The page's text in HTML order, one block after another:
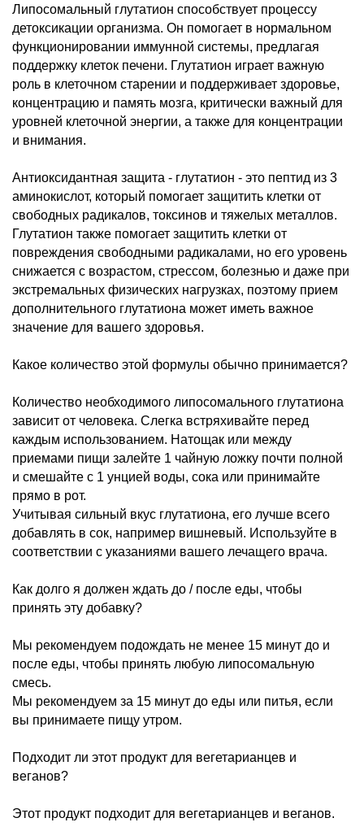
Липосомальный глутатион способствует процессу
детоксикации организма. Он помогает в нормальном
функционировании иммунной системы, предлагая
поддержку клеток печени. Глутатион играет важную
роль в клеточном старении и поддерживает здоровье,
концентрацию и память мозга, критически важный для
уровней клеточной энергии, а также для концентрации
и внимания.
Антиоксидантная защита - глутатион - это пептид из 3
аминокислот, который помогает защитить клетки от
свободных радикалов, токсинов и тяжелых металлов.
Глутатион также помогает защитить клетки от
повреждения свободными радикалами, но его уровень
снижается с возрастом, стрессом, болезнью и даже при
экстремальных физических нагрузках, поэтому прием
дополнительного глутатиона может иметь важное
значение для вашего здоровья.
Какое количество этой формулы обычно принимается?
Количество необходимого липосомального глутатиона
зависит от человека. Слегка встряхивайте перед
каждым использованием. Натощак или между
приемами пищи залейте 1 чайную ложку почти полной
и смешайте с 1 унцией воды, сока или принимайте
прямо в рот.
Учитывая сильный вкус глутатиона, его лучше всего
добавлять в сок, например вишневый. Используйте в
соответствии с указаниями вашего лечащего врача.
Как долго я должен ждать до / после еды, чтобы
принять эту добавку?
Мы рекомендуем подождать не менее 15 минут до и
после еды, чтобы принять любую липосомальную
смесь.
Мы рекомендуем за 15 минут до еды или питья, если
вы принимаете пищу утром.
Подходит ли этот продукт для вегетарианцев и
веганов?
Этот продукт подходит для вегетарианцев и веганов.